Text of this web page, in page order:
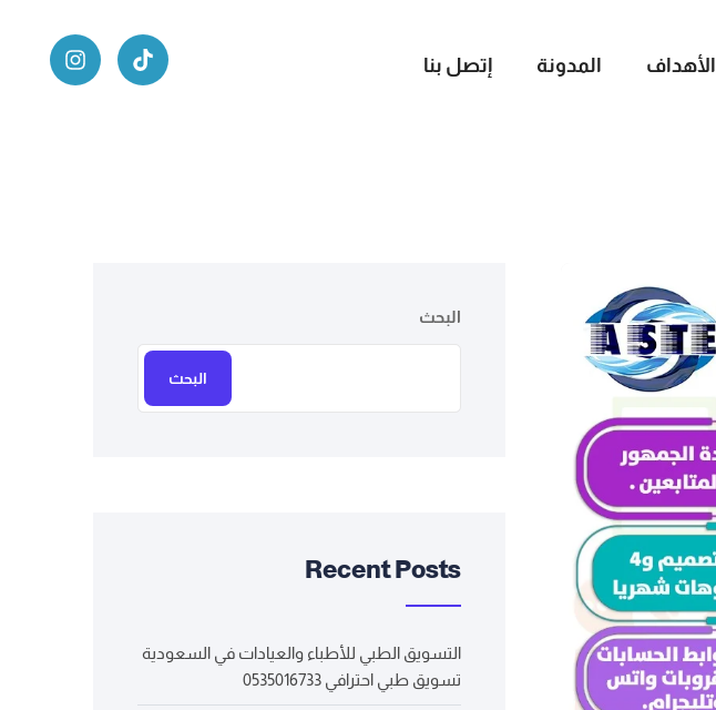
الأهداف المدونة إتصل بنا
البحث
البحث
Recent Posts
التسويق الطبي للأطباء والعيادات في السعودية
تسويق طبي احترافي 0535016733